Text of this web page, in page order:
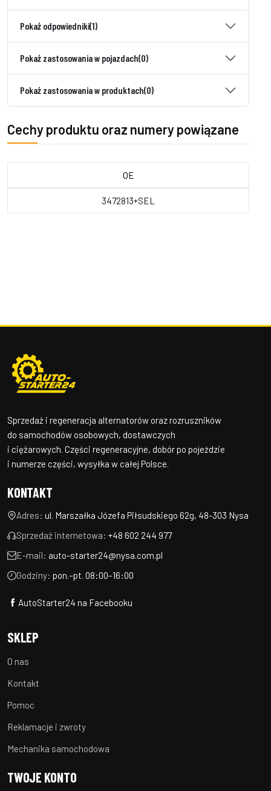
Pokaż odpowiedniki(1)
Pokaż zastosowania w pojazdach(0)
Pokaż zastosowania w produktach(0)
Cechy produktu oraz numery powiązane
OE
3472813+SEL
Sprzedaż i regeneracja alternatorów oraz rozruszników
do samochodów osobowych, dostawczych
i ciężarowych. Części regeneracyjne, dobór po pojeździe
i numerze części, wysyłka w całej Polsce.
KONTAKT
Adres: ul. Marszałka Józefa Piłsudskiego 62g, 48-303 Nysa
Sprzedaż internetowa: +48 602 244 977
E-mail: auto-starter24@nysa.com.pl
Godziny: pon.–pt. 08:00–16:00
AutoStarter24 na Facebooku
SKLEP
O nas
Kontakt
Pomoc
Reklamacje i zwroty
Mechanika samochodowa
TWOJE KONTO